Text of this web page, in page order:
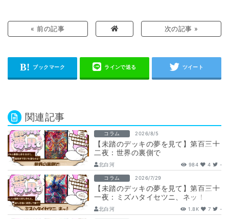
« 前の記事 次の記事 »
関連記事
コラム 2026/8/5
【未踏のデッキの夢を見て】第百三十
二夜：世界の裏側で
北白河 984 4 -
コラム 2026/7/29
【未踏のデッキの夢を見て】第百三十
一夜：ミズハタイセツニ、ネッ！
北白河 1.8K 7 -